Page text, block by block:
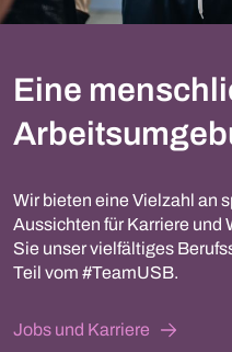
Eine
Wir bieten eine Vielzahl an
Aussichten für Karriere und
Sie unser vielfältiges
Teil vom #TeamUSB.
Jobs und Karriere